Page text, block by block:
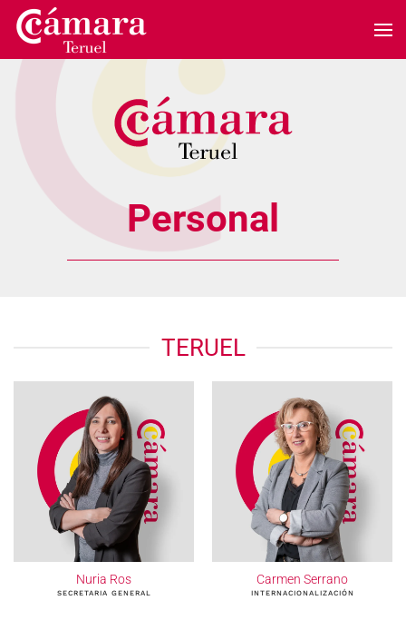
Skip to main content
Personal
TERUEL
Nuria Ros
SECRETARIA GENERAL
Carmen Serrano
INTERNACIONALIZACIÓN